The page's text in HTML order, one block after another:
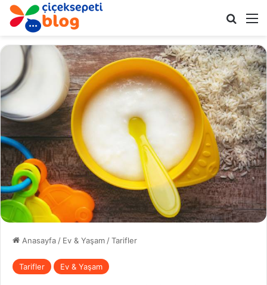
Anasayfa / Ev & Yaşam /Tarifler
Tarifler Ev & Yaşam